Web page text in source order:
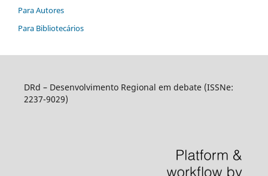
Para Autores
Para Bibliotecários
DRd – Desenvolvimento Regional em debate (ISSNe:
2237-9029)